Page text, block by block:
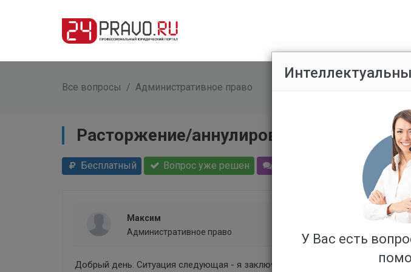
Все вопросы / Административное право
Расторжение/аннулирование договора
Бесплатный Вопрос уже решен
Максим
Административное право
Добрый день. Ситуация следующая - я заключил договор с автошколой на
У Вас есть